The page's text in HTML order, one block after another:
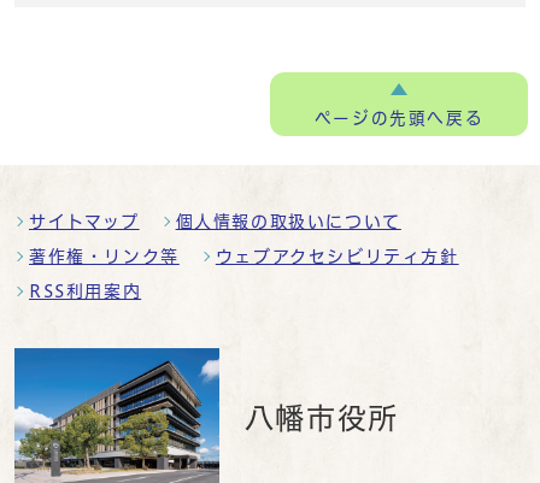
ページの先頭へ戻る
サイトマップ 個人情報の取扱いについて
著作権・リンク等 ウェブアクセシビリティ方針
RSS利用案内
八幡市役所